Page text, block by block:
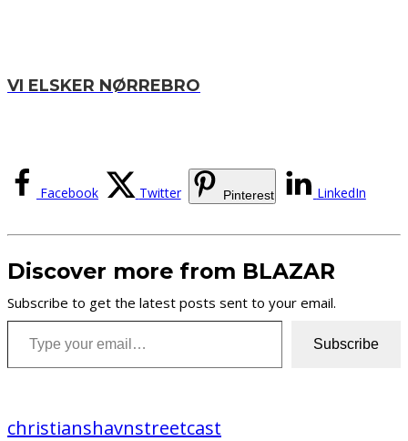
VI ELSKER NØRREBRO
Facebook Twitter Pinterest LinkedIn
Discover more from BLAZAR
Subscribe to get the latest posts sent to your email.
Type your email…
Subscribe
christianshavnstreetcast